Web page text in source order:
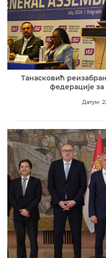
Танасковић
федерације
Датум: